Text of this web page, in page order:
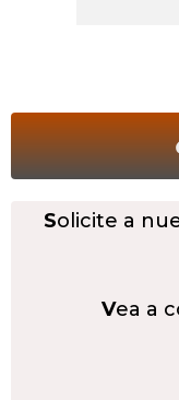
Solicite a
Vea a